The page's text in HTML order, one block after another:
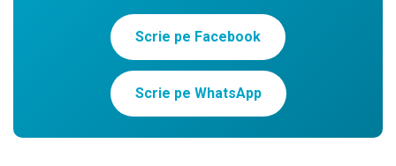
Scrie pe Facebook
Scrie pe WhatsApp